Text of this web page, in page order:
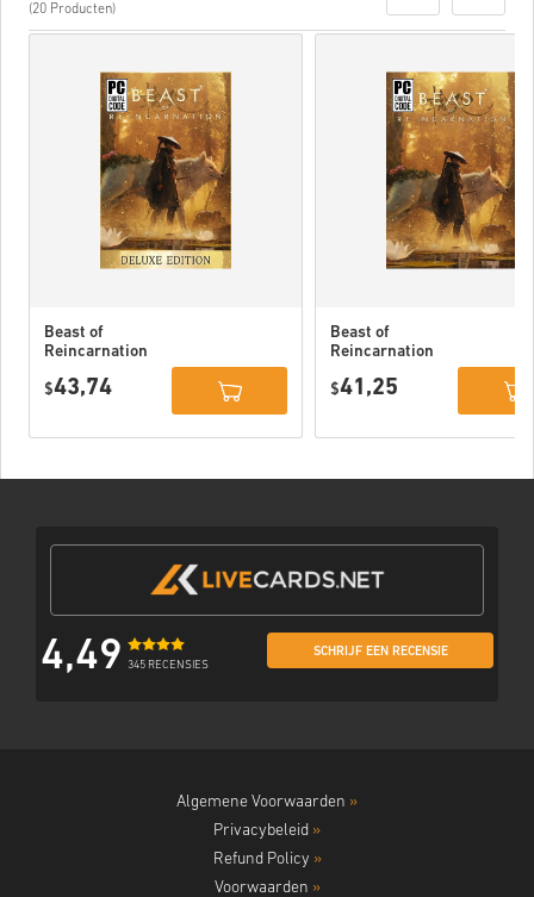
(20 Producten)
Beast of
Reincarnation
PC (STEAM)
$43,74
Beast of
Reincarnation
$41,25
4,49 345 RECENSIES
SCHRIJF EEN RECENSIE
Algemene Voorwaarden »
Privacybeleid »
Refund Policy »
Voorwaarden »